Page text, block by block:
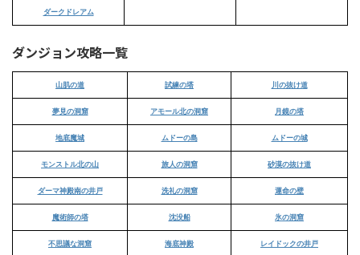
ダークドレアム
ダンジョン攻略一覧
山肌の道 試練の塔 川の抜け道
夢見の洞窟 アモール北の洞窟 月鏡の塔
地底魔城 ムドーの島 ムドーの城
モンストル北の山 旅人の洞窟 砂漠の抜け道
ダーマ神殿南の井戸 洗礼の洞窟 運命の壁
魔術師の塔 沈没船 氷の洞窟
不思議な洞窟 海底神殿 レイドックの井戸